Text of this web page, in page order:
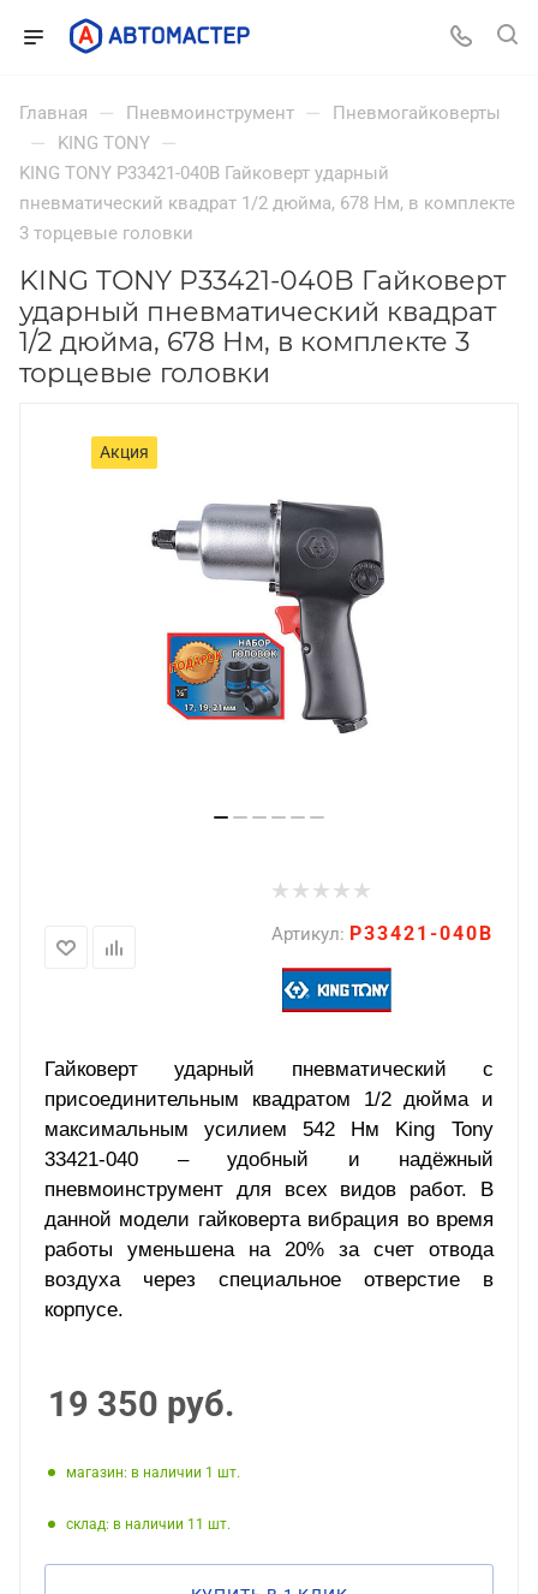
Главная — Пневмоинструмент — Пневмогайковерты
— KING TONY —
KING TONY P33421-040B Гайковерт ударный
пневматический квадрат 1/2 дюйма, 678 Hм, в комплекте
3 торцевые головки
KING TONY P33421-040B Гайковерт
ударный пневматический квадрат
1/2 дюйма, 678 Hм, в комплекте 3
торцевые головки
Акция
Артикул: P33421-040B
Гайковерт ударный пневматический с
присоединительным квадратом 1/2 дюйма и
максимальным усилием 542 Нм King Tony
33421-040 – удобный и надёжный
пневмоинструмент для всех видов работ. В
данной модели гайковерта вибрация во время
работы уменьшена на 20% за счет отвода
воздуха через специальное отверстие в
корпусе.
19 350 руб.
Магазин: в наличии 1
Склад: в наличии 11